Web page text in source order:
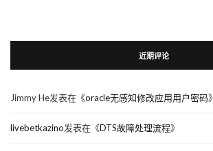
近期评论
Jimmy He发表在《oracle无感知修改应用用户密码》
livebetkazino发表在《DTS故障处理流程》